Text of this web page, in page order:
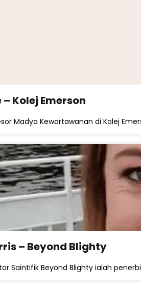
Kolej Emerson
Madya Kewartawanan di Kolej
– Beyond Blighty
Saintifik Beyond Blighty ialah